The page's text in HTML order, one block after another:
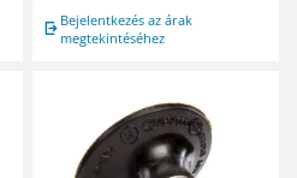
Bejelentkezés az árak
megtekintéséhez